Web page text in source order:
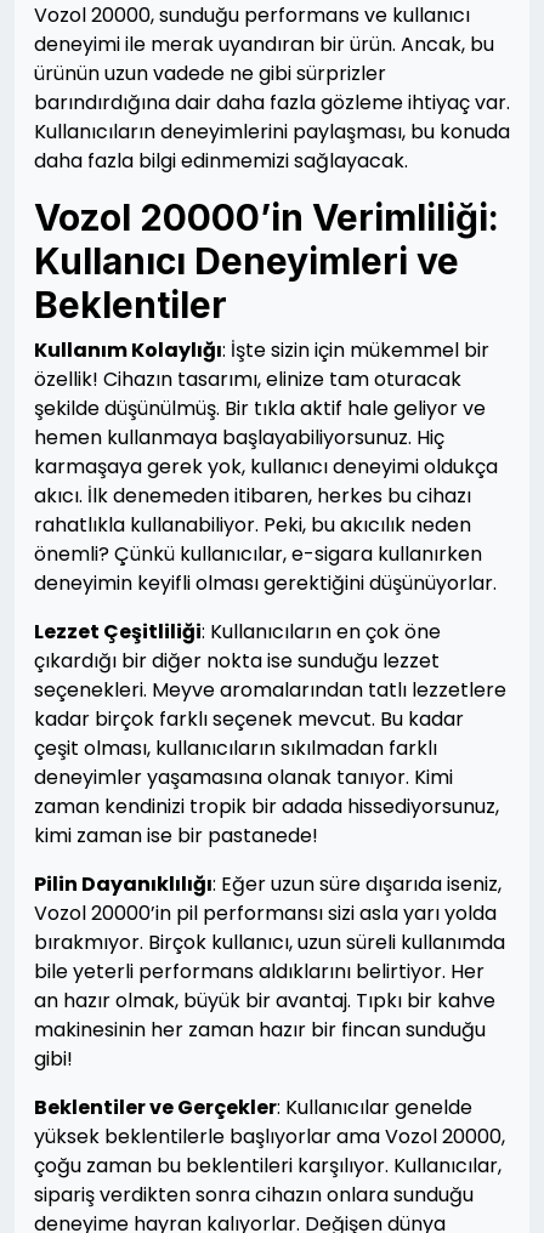
Vozol 20000, sunduğu performans ve kullanıcı
deneyimi ile merak uyandıran bir ürün. Ancak, bu
ürünün uzun vadede ne gibi sürprizler
barındırdığına dair daha fazla gözleme ihtiyaç var.
Kullanıcıların deneyimlerini paylaşması, bu konuda
daha fazla bilgi edinmemizi sağlayacak.
Vozol 20000’in Verimliliği:
Kullanıcı Deneyimleri ve
Beklentiler
Kullanım Kolaylığı: İşte sizin için mükemmel bir
özellik! Cihazın tasarımı, elinize tam oturacak
şekilde düşünülmüş. Bir tıkla aktif hale geliyor ve
hemen kullanmaya başlayabiliyorsunuz. Hiç
karmaşaya gerek yok, kullanıcı deneyimi oldukça
akıcı. İlk denemeden itibaren, herkes bu cihazı
rahatlıkla kullanabiliyor. Peki, bu akıcılık neden
önemli? Çünkü kullanıcılar, e-sigara kullanırken
deneyimin keyifli olması gerektiğini düşünüyorlar.
Lezzet Çeşitliliği: Kullanıcıların en çok öne
çıkardığı bir diğer nokta ise sunduğu lezzet
seçenekleri. Meyve aromalarından tatlı lezzetlere
kadar birçok farklı seçenek mevcut. Bu kadar
çeşit olması, kullanıcıların sıkılmadan farklı
deneyimler yaşamasına olanak tanıyor. Kimi
zaman kendinizi tropik bir adada hissediyorsunuz,
kimi zaman ise bir pastanede!
Pilin Dayanıklılığı: Eğer uzun süre dışarıda iseniz,
Vozol 20000’in pil performansı sizi asla yarı yolda
bırakmıyor. Birçok kullanıcı, uzun süreli kullanımda
bile yeterli performans aldıklarını belirtiyor. Her
an hazır olmak, büyük bir avantaj. Tıpkı bir kahve
makinesinin her zaman hazır bir fincan sunduğu
gibi!
Beklentiler ve Gerçekler: Kullanıcılar genelde
yüksek beklentilerle başlıyorlar ama Vozol 20000,
çoğu zaman bu beklentileri karşılıyor. Kullanıcılar,
sipariş verdikten sonra cihazın onlara sunduğu
deneyime hayran kalıyorlar. Değişen dünya